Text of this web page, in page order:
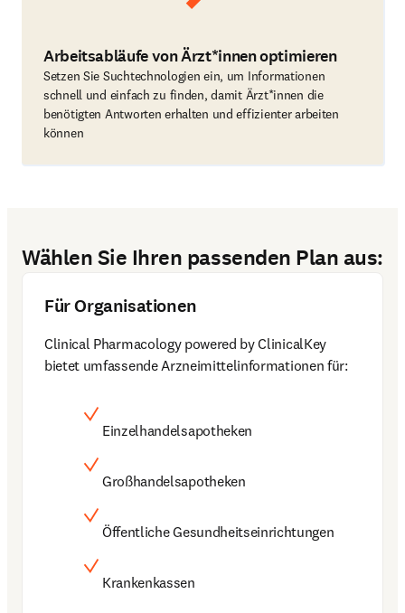
Arbeitsabläufe von Ärzt*innen optimieren
Setzen Sie Suchtechnologien ein, um Informationen
schnell und einfach zu finden, damit Ärzt*innen die
benötigten Antworten erhalten und effizienter arbeiten
können
Wählen Sie Ihren passenden Plan aus:
Für Organisationen
Clinical Pharmacology powered by ClinicalKey
bietet umfassende Arzneimittelinformationen für:
Einzelhandelsapotheken
Großhandelsapotheken
Öffentliche Gesundheitseinrichtungen
Krankenkassen